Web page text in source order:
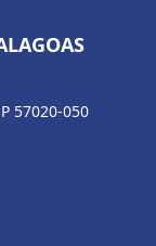
57020-050